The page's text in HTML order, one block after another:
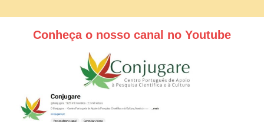
Conheça o nosso canal no Youtube